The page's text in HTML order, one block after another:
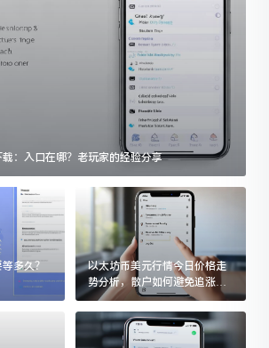
：入口在哪？老玩家的经验分享
多久？
以太坊币美元行情今日价格走
势分析，散户如何避免追涨杀
跌被套牢